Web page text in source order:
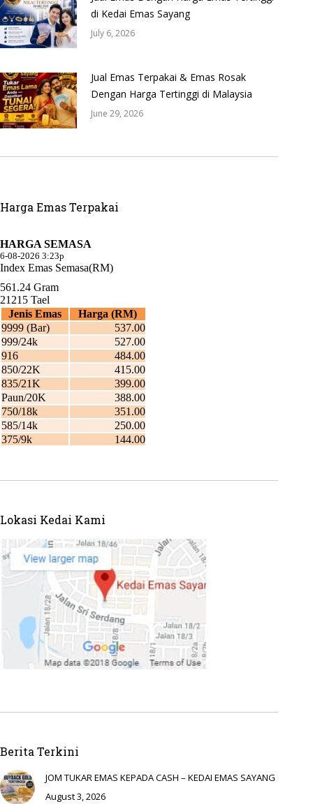
di Kedai Emas Sayang
July 6, 2026
Jual Emas Terpakai & Emas Rosak
Dengan Harga Tertinggi di Malaysia
June 29, 2026
Harga Emas Terpakai
Lokasi Kedai Kami
Berita Terkini
JOM TUKAR EMAS KEPADA CASH – KEDAI EMAS SAYANG
August 3, 2026